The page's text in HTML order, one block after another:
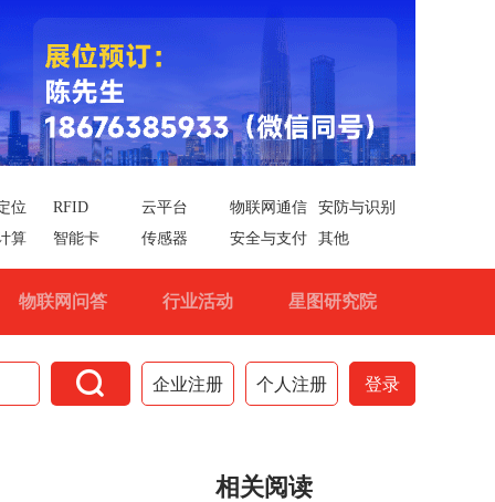
位 RFID 云平台 物联网通信
安防与识别
算
智能卡 传感器 安全与支付 其他
物联网问答 行业活动 星图研究院
 企业注册 个人注册 登录
相关阅读